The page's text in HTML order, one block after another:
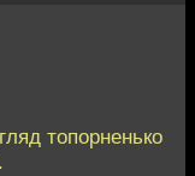
топорненько